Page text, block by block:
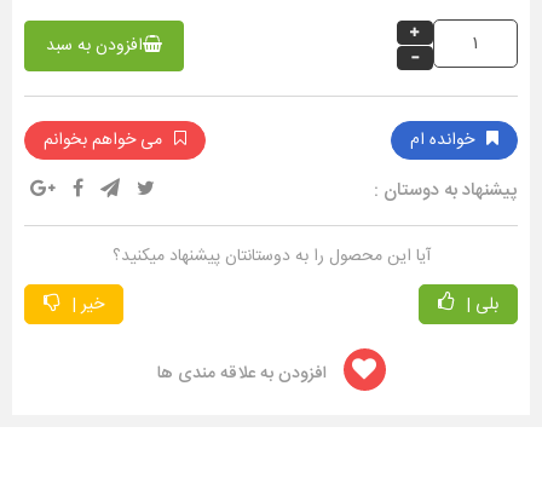
افزودن به سبد
خوانده ام می خواهم بخوانم
پیشنهاد به دوستان :
آیا این محصول را به دوستانتان پیشنهاد میکنید؟
بلی |
خیر |
افزودن به علاقه مندی ها